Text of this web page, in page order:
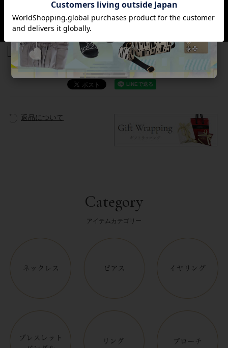
商品番号 3240012
返品について
Category
アイテムカテゴリー